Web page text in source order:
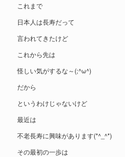
これまで
日本人は長寿だって
言われてきたけど
これから先は
怪しい気がするな～(;^ω^)
だから
というわけじゃないけど
最近は
不老長寿に興味があります(*^_^*)
その最初の一歩は